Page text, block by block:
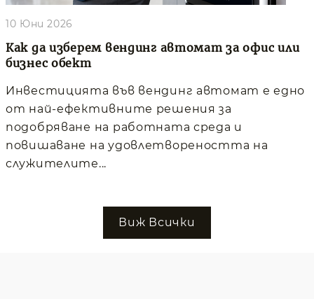
Как да изберем вендинг автомат за офис или
бизнес обект
10 Юни 2026
Инвестицията във вендинг автомат е едно
от най-ефективните решения за
подобряване на работната среда и
повишаване на удовлетвореността на
служителите...
Виж Всички